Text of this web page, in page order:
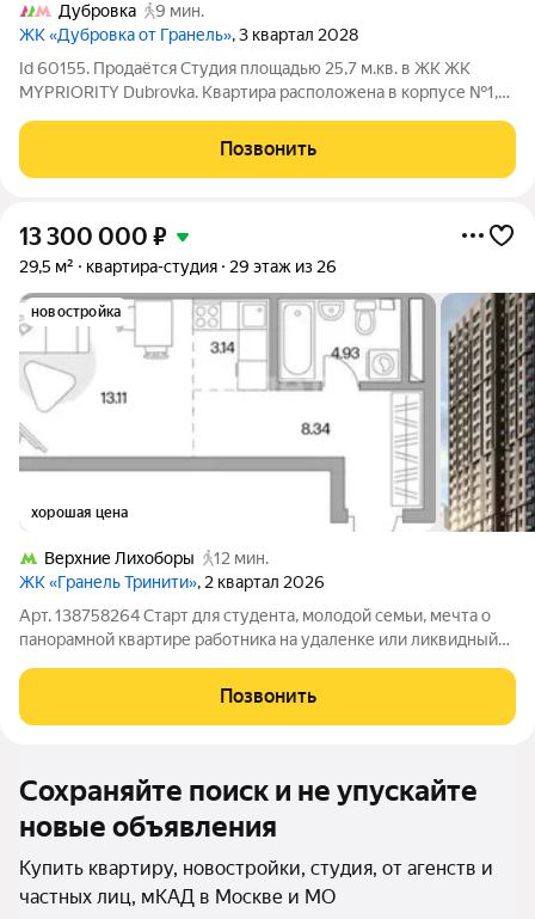
Дубровка
9 мин.
ЖК «Дубровка от Гранель», 3 квартал 2028
Id 60155. Продаётся Студия площадью 25,7 м.кв. в ЖК ЖК
MYPRIORITY Dubrovka. Квартира расположена в корпусе №1,
MYPRIORITY Dubrovka - ультрасовременный жилой квартал в
Южнопортовом районе
Позвонить
13 300 000 ₽
29,5 м² квартира-студия 29 этаж из 26
новостройка
хорошая цена
Верхние Лихоборы
12 мин.
ЖК «Гранель Тринити», 2 квартал 2026
Арт. 138758264 Старт для студента, молодой семьи, мечта о
панорамной квартире работника на удаленке или ликвидный
этих категорий и даже больше! Продается квартира по
переуступке в 5 минутах
Позвонить
Сохраняйте поиск и не упускайте
новые объявления
Купить квартиру, новостройки, студия, от агенств и
частных лиц, мКАД в Москве и МО